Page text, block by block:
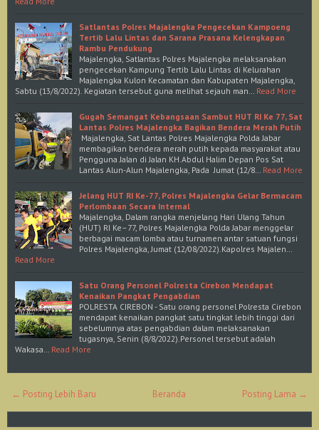
Satlantas Polres Majalengka Pengecekan Kampoeng
Tertib Lalu Lintas dan Sarana Prasana Kelengkapan
Rambu Pendukung
Majalengka, Satlantas Polres Majalengka melaksanakan
pengecekan Kampung Tertib Lalu Lintas di Kelurahan
Majalengka Kulon Kecamatan dan Kabupaten Majalengka,
Sabtu (13/8/2022). Kegiatan tersebut guna melihat sejauh man… Read More
Gugah Semangat Kebangsaan Sambut HUT RI Ke 77, Sat
Lantas Polres Majalengka Bagikan Bendera Merah Putih
Majalengka, Sat Lantas Polres Majalengka Polda Jabar
membagikan bendera merah putih kepada masyarakat atau
Pengguna Jalan di Jalan KH.Abdul Halim Depan Pos Sat
Lantas Alun-Alun Majalengka, Pada Jumat (12/8… Read More
Jelang HUT RI Ke-77, Polres Majalengka Gelar Bermacam
Perlombaan Secara Internal
Majalengka, Dalam rangka menjelang Hari Ulang Tahun
(HUT) RI Ke–77, Polres Majalengka Polda Jabar menggelar
berbagai macam lomba atau turnamen antar satuan fungsi
Polres Majalengka, Jumat (12/08/2022).Kapolres Majalen…
Read More
Satu Orang Personel Polresta Cirebon Mendapat
Kenaikan Pangkat Pengabdian
POLRESTA CIREBON - Satu orang personel Polresta Cirebon
mendapat kenaikan pangkat satu tingkat lebih tinggi dari
sebelumnya atas pengabdian dalam melaksanakan
tugasnya, Senin (8/8/2022).Personel tersebut adalah
Wakasa… Read More
← Posting Lebih Baru Posting Lama →
Beranda